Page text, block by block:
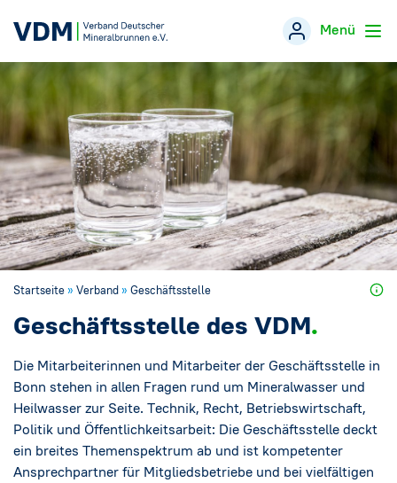
Menü
Verband →
Themen
Öffentlichkeitsarbeit →
Veranstaltungen
Presse
Social Media →
Impressum
Startseite» Verband» Geschäftsstelle
Geschäftsstelle des VDM
Die Mitarbeiterinnen und Mitarbeiter der Geschäftsstelle in
Bonn stehen in allen Fragen rund um Mineralwasser und
Heilwasser zur Seite. Technik, Recht, Betriebswirtschaft,
Politik und Öffentlichkeitsarbeit: Die Geschäftsstelle deckt
ein breites Themenspektrum ab und ist kompetenter
Ansprechpartner für Mitgliedsbetriebe und bei vielfältigen